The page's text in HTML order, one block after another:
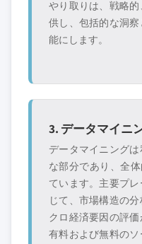
やり取りは、戦略
供し、包括的な洞
能にします。
3. データマイニ
データマイニング
な部分であり、全
ています。主要プ
じて、市場構造の
クロ経済要因の評
有料および無料の